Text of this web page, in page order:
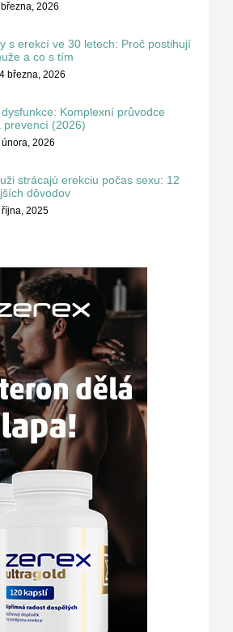
2026
s erekcí ve 30 letech: Proč postihují
a co s tím
března, 2026
Komplexní průvodce
prevencí (2026)
2026
strácajú erekciu počas sexu: 12
dôvodov
2025